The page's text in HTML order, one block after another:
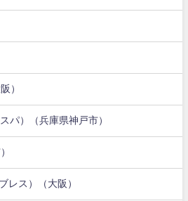
）
パ）（兵庫県神戸市）
レス）（大阪）